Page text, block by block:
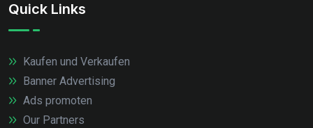
Quick Links
Kaufen und Verkaufen
Banner Advertising
Ads promoten
Our Partners